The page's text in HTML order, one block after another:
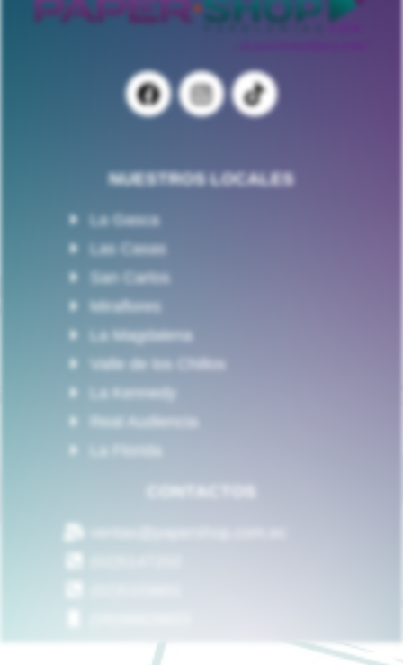
NUESTROS LOCALES
La Gasca
Las Casas
San Carlos
Miraflores
La Magdalena
Valle de los Chillos
La Kennedy
Real Audiencia
La Florida
CONTACTOS